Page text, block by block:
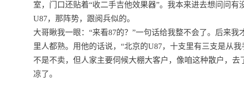
室，门口还贴着“收二手吉他效果器”。我本来进去想问问
U87，那阵势，跟阅兵似的。
大哥瞅我一眼：“来看87的？”一句话给我整不会了。后来
里人都熟。用他的话说，“北京的U87，十支里有三支是从
不是不卖，但人家主要伺候大棚大客户，像咱这种散户，
凉了。